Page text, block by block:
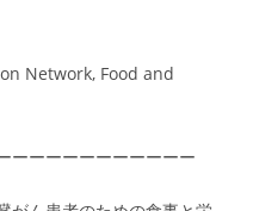
Network, Food and
ーーーーーーーーーーー